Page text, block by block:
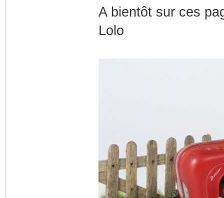
A bientôt sur ces
Lolo